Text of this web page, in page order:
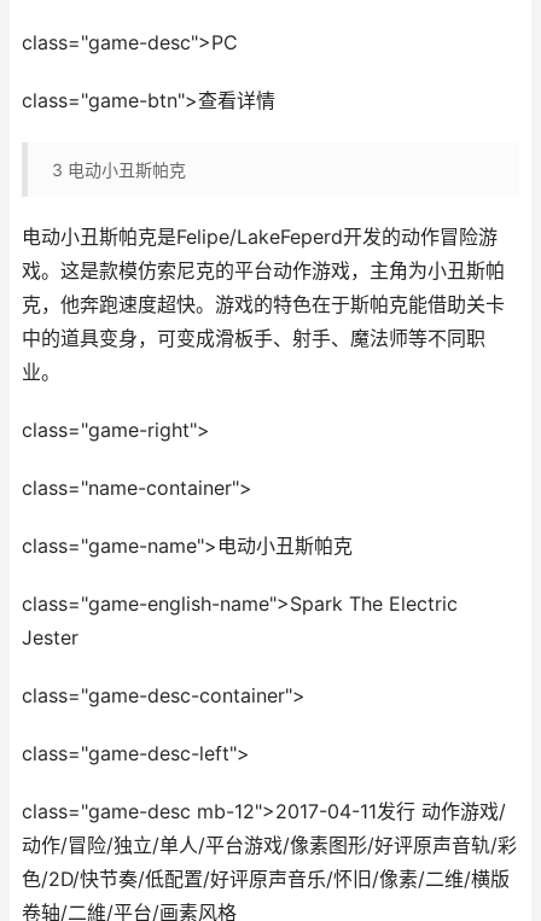
class="game-desc">PC
class="game-btn">查看详情
3 电动小丑斯帕克
电动小丑斯帕克是Felipe/LakeFeperd开发的动作冒险游
戏。这是款模仿索尼克的平台动作游戏，主角为小丑斯帕
克，他奔跑速度超快。游戏的特色在于斯帕克能借助关卡
中的道具变身，可变成滑板手、射手、魔法师等不同职
业。
class="game-right">
class="name-container">
class="game-name">电动小丑斯帕克
class="game-english-name">Spark The Electric
Jester
class="game-desc-container">
class="game-desc-left">
class="game-desc mb-12">2017-04-11发行 动作游戏/
动作/冒险/独立/单人/平台游戏/像素图形/好评原声音轨/彩
色/2D/快节奏/低配置/好评原声音乐/怀旧/像素/二维/横版
卷轴/二維/平台/画素风格